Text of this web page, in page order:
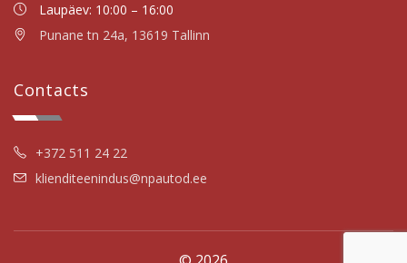
Laupäev: 10:00 – 16:00
Punane tn 24a, 13619 Tallinn
Contacts
+372 511 24 22
klienditeenindus@npautod.ee